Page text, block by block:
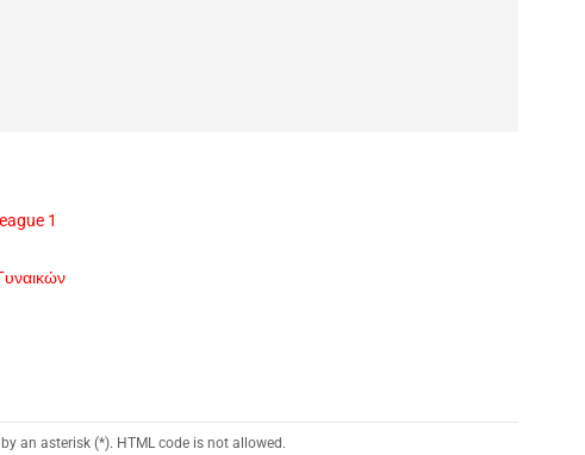
1
an asterisk (*). HTML code is not allowed.